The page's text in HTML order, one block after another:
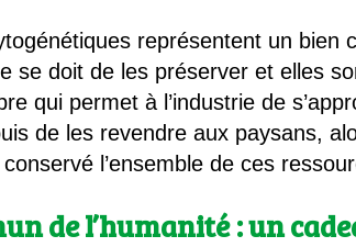
représentent un bien
se doit de les préserver et elles
qui permet à l’industrie de
de les revendre aux paysans,
l’ensemble de ces
de l’humanité : un